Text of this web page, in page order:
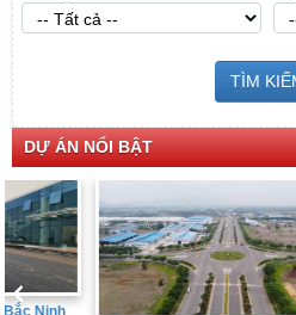
TÌM
DỰ ÁN NỔI BẬT